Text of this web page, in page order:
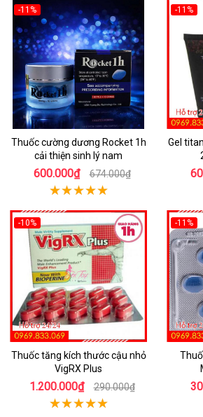
-11%
Thuốc cường dương Rocket 1h
cải thiện sinh lý nam
600.000₫ 674.000₫
-11%
Gel
-10%
Thuốc tăng kích thước cậu nhỏ
VigRX Plus
1.200.000₫ 290.000₫
-11%